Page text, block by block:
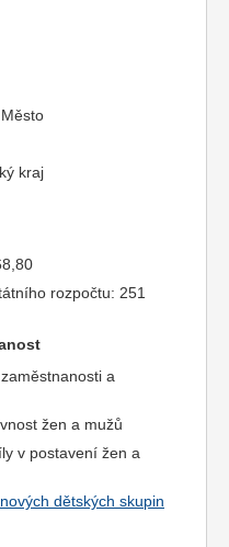
kraj
rozpočtu: 251
a
žen a mužů
v postavení žen a
dětských skupin